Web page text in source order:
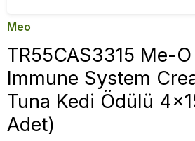
Meo
TR55CAS3315 Me-
Immune System
Tuna Kedi Ödülü
Adet)